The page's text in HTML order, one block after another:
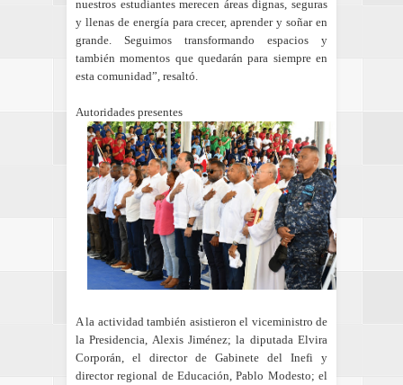
nuestros estudiantes merecen áreas dignas, seguras
y llenas de energía para crecer, aprender y soñar en
grande. Seguimos transformando espacios y
también momentos que quedarán para siempre en
esta comunidad”, resaltó.
Autoridades presentes
A la actividad también asistieron el viceministro de
la Presidencia, Alexis Jiménez; la diputada Elvira
Corporán, el director de Gabinete del Inefi y
director regional de Educación, Pablo Modesto; el